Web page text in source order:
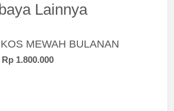
Lainnya
KOS MEWAH BULANAN
Rp 1.800.000